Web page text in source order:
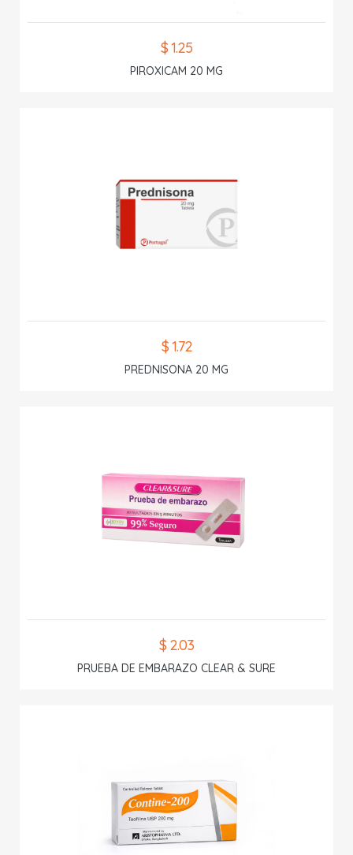
$ 1.25
PIROXICAM 20 MG
$ 1.72
PREDNISONA 20 MG
$ 2.03
PRUEBA DE EMBARAZO CLEAR & SURE